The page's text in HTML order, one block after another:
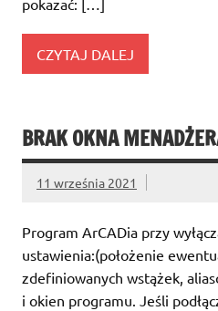
pokazać: […]
CZYTAJ DALEJ
BRAK OKNA
11 września 2021
Program ArCADia przy
ustawienia:(położenie
zdefiniowanych wstążek,
i okien programu. Jeśli